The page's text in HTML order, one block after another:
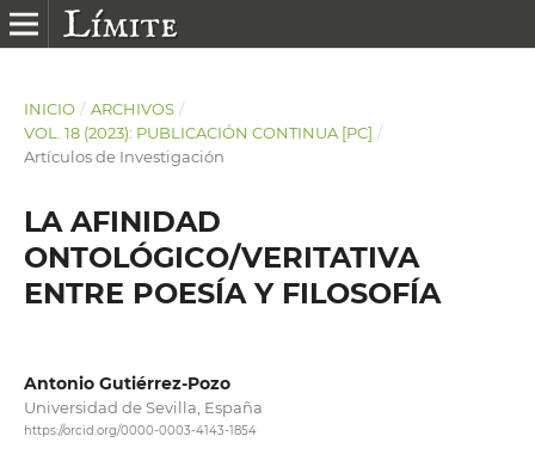
INICIO / ARCHIVOS /
VOL. 18 (2023): PUBLICACIÓN CONTINUA [PC] /
Artículos de Investigación
LA AFINIDAD
ONTOLÓGICO/VERITATIVA
ENTRE POESÍA Y FILOSOFÍA
Antonio Gutiérrez-Pozo
Universidad de Sevilla, España
https://orcid.org/0000-0003-4143-1854